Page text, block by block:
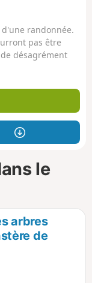
randonnée.
pas être
désagrément
le
arbres
de